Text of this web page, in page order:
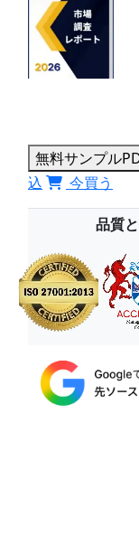
無料サンプル
込
今買う
品質